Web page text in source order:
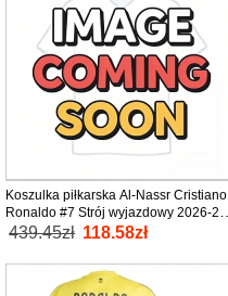
Koszulka piłkarska Al-Nassr Cristiano
Ronaldo #7 Strój wyjazdowy 2026-27
tanio Krótki Rękaw
439.45zł 118.58zł